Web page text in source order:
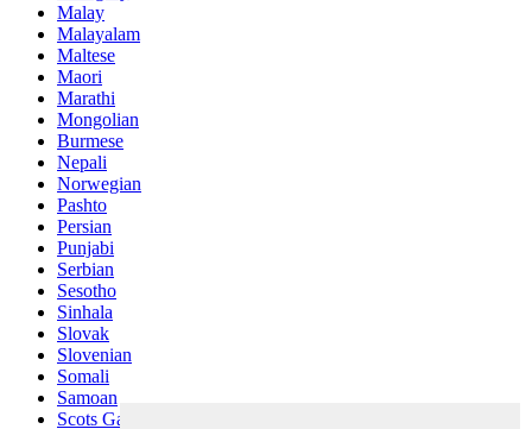
Malay
Malayalam
Maltese
Maori
Marathi
Mongolian
Burmese
Nepali
Norwegian
Pashto
Persian
Punjabi
Serbian
Sesotho
Sinhala
Slovak
Slovenian
Somali
Samoan
Scots Gaelic